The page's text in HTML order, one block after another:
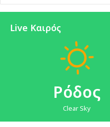
Live Καιρός
Ρόδος
Clear Sky